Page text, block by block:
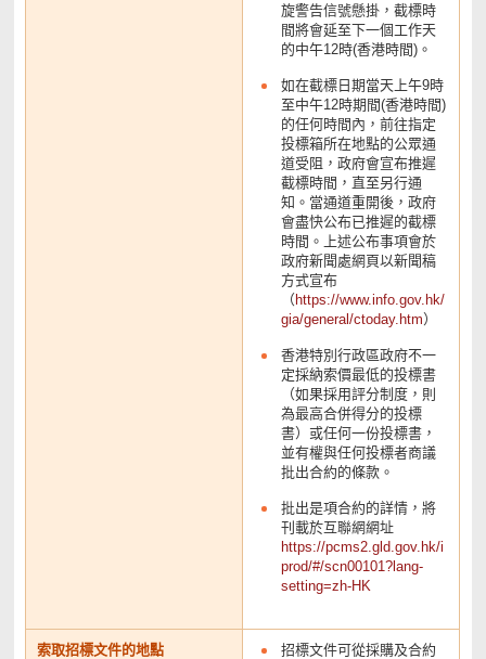
旋警告信號懸掛，截標時
間將會延至下一個工作天
的中午12時(香港時間)。
如在截標日期當天上午9時
至中午12時期間(香港時間)
的任何時間內，前往指定
投標箱所在地點的公眾通
道受阻，政府會宣布推遲
截標時間，直至另行通
知。當通道重開後，政府
會盡快公布已推遲的截標
時間。上述公布事項會於
政府新聞處網頁以新聞稿
方式宣布
（https://www.info.gov.hk/
gia/general/ctoday.htm）
香港特別行政區政府不一
定採納索價最低的投標書
（如果採用評分制度，則
為最高合併得分的投標
書）或任何一份投標書，
並有權與任何投標者商議
批出合約的條款。
批出是項合約的詳情，將
刊載於互聯網網址
https://pcms2.gld.gov.hk/i
prod/#/scn00101?lang-
setting=zh-HK
索取招標文件的地點
招標文件可從採購及合約